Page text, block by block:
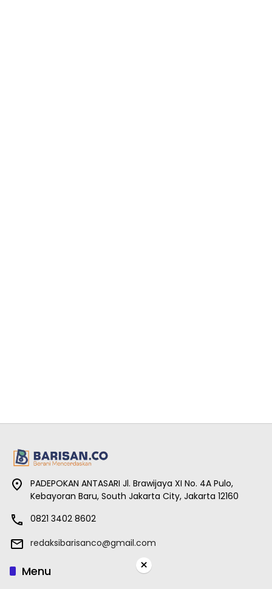
PADEPOKAN ANTASARI Jl. Brawijaya XI No. 4A Pulo,
Kebayoran Baru, South Jakarta City, Jakarta 12160
0821 3402 8602
redaksibarisanco@gmail.com
Menu ×